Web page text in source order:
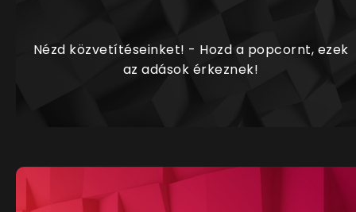
Nézd közvetítéseinket! - Hozd a popcornt, ezek
az adások érkeznek!